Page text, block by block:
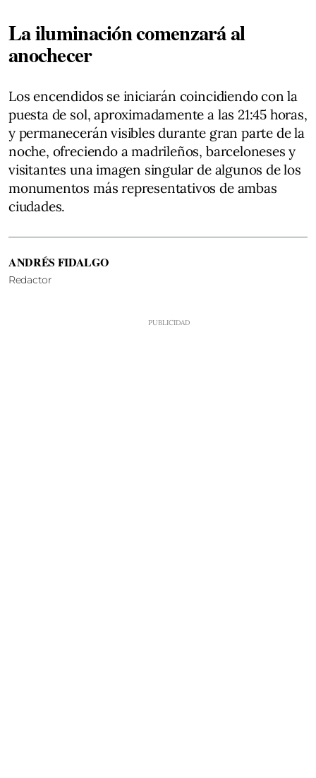
La iluminación comenzará al
anochecer
Los encendidos se iniciarán coincidiendo con la
puesta de sol, aproximadamente a las 21:45 horas,
y permanecerán visibles durante gran parte de la
noche, ofreciendo a madrileños, barceloneses y
visitantes una imagen singular de algunos de los
monumentos más representativos de ambas
ciudades.
ANDRÉS FIDALGO
Redactor